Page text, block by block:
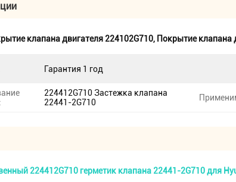
клапана двигателя 224102G710, Покрытие клапана
Гарантия 1 год
224412G710 Застежка клапана
22441-2G710
224412G710 герметик клапана 22441-2G710 для